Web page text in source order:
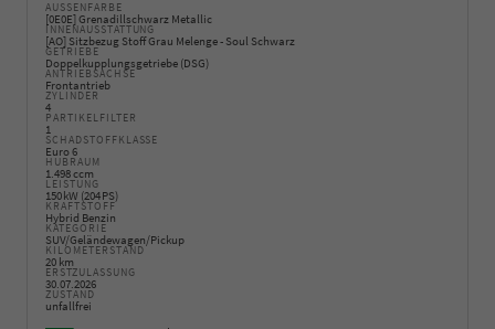
AUSSENFARBE
[0E0E] Grenadillschwarz Metallic
INNENAUSSTATTUNG
[AO] Sitzbezug Stoff Grau Melenge - Soul Schwarz
GETRIEBE
Doppelkupplungsgetriebe (DSG)
ANTRIEBSACHSE
Frontantrieb
ZYLINDER
4
PARTIKELFILTER
1
SCHADSTOFFKLASSE
Euro 6
HUBRAUM
1.498 ccm
LEISTUNG
150 kW (204 PS)
KRAFTSTOFF
Hybrid Benzin
KATEGORIE
SUV/Geländewagen/Pickup
KILOMETERSTAND
20 km
ERSTZULASSUNG
30.07.2026
ZUSTAND
unfallfrei